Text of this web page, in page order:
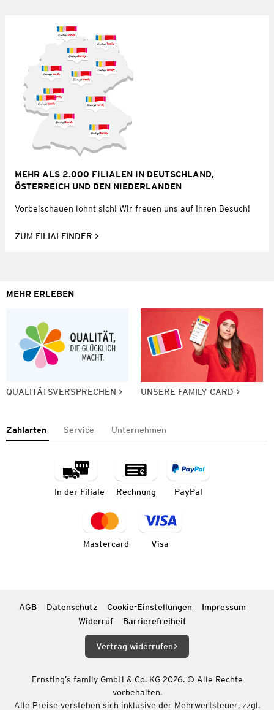
MEHR ALS 2.000 FILIALEN IN DEUTSCHLAND,
ÖSTERREICH UND DEN NIEDERLANDEN
Vorbeischauen lohnt sich! Wir freuen uns auf Ihren Besuch!
ZUM FILIALFINDER
MEHR ERLEBEN
QUALITÄTSVERSPRECHEN UNSERE FAMILY CARD
Zahlarten Service Unternehmen
In der Filiale Rechnung PayPal
Mastercard Visa
AGB Datenschutz Cookie-Einstellungen
Impressum
Widerruf
Barrierefreiheit
Vertrag widerrufen
Ernsting’s family GmbH & Co. KG 2026. © Alle Rechte
vorbehalten.
Alle Preise verstehen sich inklusive der Mehrwertsteuer, zzgl.